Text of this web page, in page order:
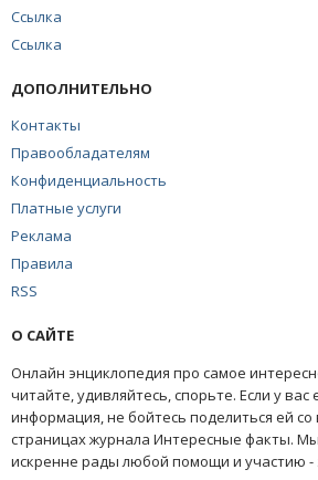
Ссылка
Ссылка
ДОПОЛНИТЕЛЬНО
Контакты
Правообладателям
Конфиденциальность
Платные услуги
Реклама
Правила
RSS
О САЙТЕ
Онлайн энциклопедия про самое
читайте, удивляйтесь, спорьте. Если у вас
информация, не бойтесь поделиться ей
страницах журнала Интересные факты.
искренне рады любой помощи и участию -